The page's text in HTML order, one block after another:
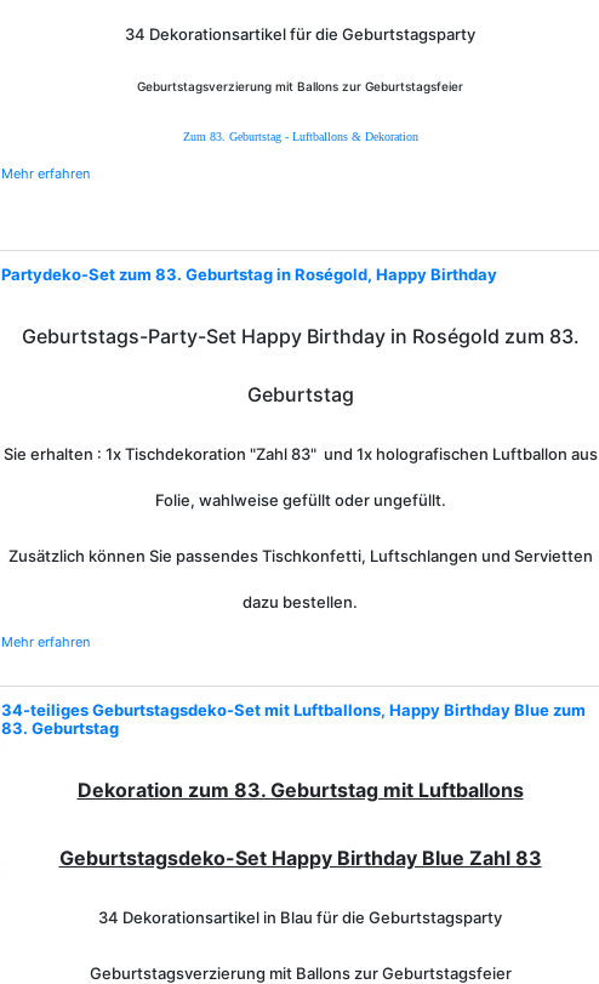
34 Dekorationsartikel für die Geburtstagsparty
Geburtstagsverzierung mit Ballons zur Geburtstagsfeier
Zum 83. Geburtstag - Luftballons & Dekoration
Mehr erfahren
Partydeko-Set zum 83. Geburtstag in Roségold, Happy Birthday
Geburtstags-Party-Set Happy Birthday in Roségold zum 83.
Geburtstag
Sie erhalten : 1x Tischdekoration "Zahl 83" und 1x holografischen Luftballon aus
Folie, wahlweise gefüllt oder ungefüllt.
Zusätzlich können Sie passendes Tischkonfetti, Luftschlangen und Servietten
dazu bestellen.
Mehr erfahren
34-teiliges Geburtstagsdeko-Set mit Luftballons, Happy Birthday Blue zum
83. Geburtstag
Dekoration zum 83. Geburtstag mit Luftballons
Geburtstagsdeko-Set Happy Birthday Blue Zahl 83
34 Dekorationsartikel in Blau für die Geburtstagsparty
Geburtstagsverzierung mit Ballons zur Geburtstagsfeier